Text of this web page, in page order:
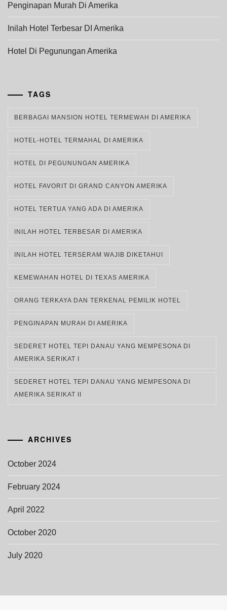
Penginapan Murah Di Amerika
Inilah Hotel Terbesar DI Amerika
Hotel Di Pegunungan Amerika
TAGS
BERBAGAI MANSION HOTEL TERMEWAH DI AMERIKA
HOTEL-HOTEL TERMAHAL DI AMERIKA
HOTEL DI PEGUNUNGAN AMERIKA
HOTEL FAVORIT DI GRAND CANYON AMERIKA
HOTEL TERTUA YANG ADA DI AMERIKA
INILAH HOTEL TERBESAR DI AMERIKA
INILAH HOTEL TERSERAM WAJIB DIKETAHUI
KEMEWAHAN HOTEL DI TEXAS AMERIKA
ORANG TERKAYA DAN TERKENAL PEMILIK HOTEL
PENGINAPAN MURAH DI AMERIKA
SEDERET HOTEL TEPI DANAU YANG MEMPESONA DI
AMERIKA SERIKAT I
SEDERET HOTEL TEPI DANAU YANG MEMPESONA DI
AMERIKA SERIKAT II
ARCHIVES
October 2024
February 2024
April 2022
October 2020
July 2020